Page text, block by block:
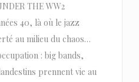
THE WW2
40, là où le jazz
au milieu du chaos…
: big bands,
prennent vie au